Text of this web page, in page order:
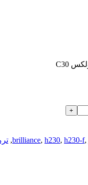
brilliance, h230, h230-f,
,